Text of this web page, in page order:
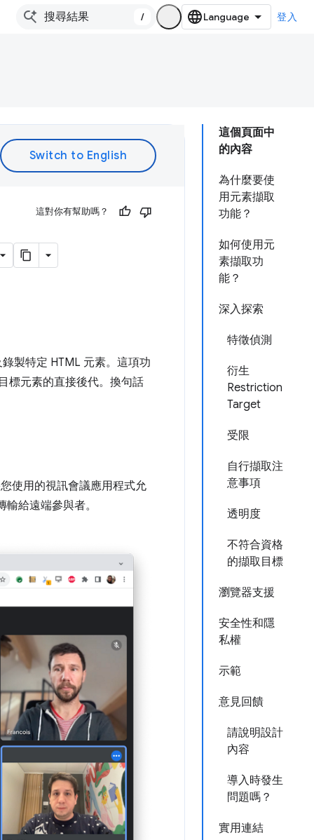
/ 登入
這個頁面中
的內容
為什麼要使
用元素擷取
功能？
如何使用元
素擷取功
能？
深入探索
特徵偵測
衍生
Restriction
Target
受限
自行擷取注
意事項
透明度
不符合資格
的擷取目標
瀏覽器支援
安全性和隱
私權
示範
意見回饋
請說明設計
內容
導入時發生
問題嗎？
實用連結
這對你有幫助嗎？
製特定 HTML 元素。這項功
標元素的直接後代。換句話
使用的視訊會議應用程式允
給遠端參與者。